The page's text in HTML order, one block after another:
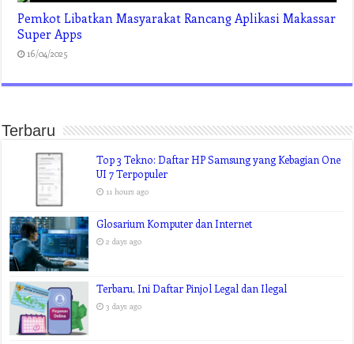
Pemkot Libatkan Masyarakat Rancang Aplikasi Makassar
Super Apps
16/04/2025
Terbaru
Top 3 Tekno: Daftar HP Samsung yang Kebagian One
UI 7 Terpopuler
11 hours ago
Glosarium Komputer dan Internet
2 days ago
Terbaru, Ini Daftar Pinjol Legal dan Ilegal
3 days ago